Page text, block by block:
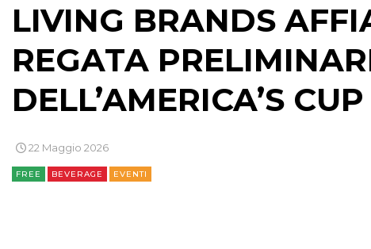
LIVING BRANDS
REGATA
DELL’AMERICA’S CUP
22 Maggio 2026
FREE BEVERAGE EVENTI